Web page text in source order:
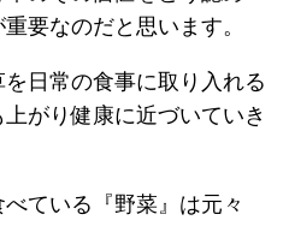
要なのだと思います。
日常の食事に取り入れる
がり健康に近づいていき
ている『野菜』は元々